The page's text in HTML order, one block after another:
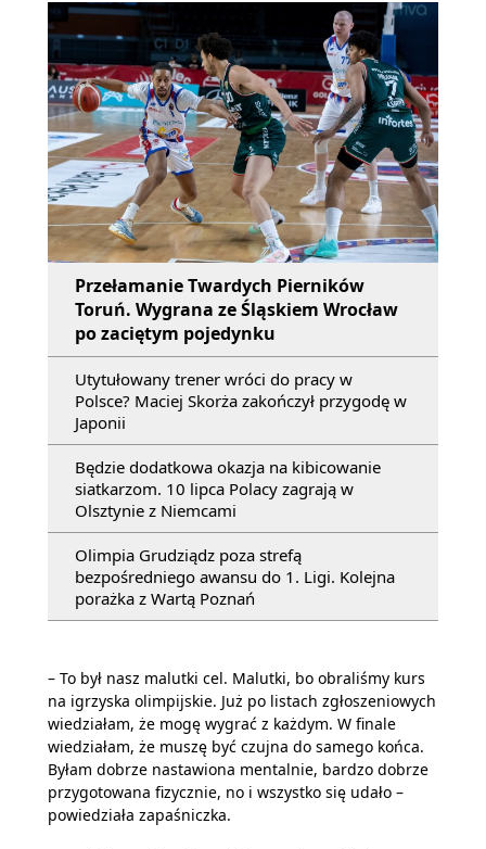
Przełamanie Twardych Pierników
Toruń. Wygrana ze Śląskiem Wrocław
po zaciętym pojedynku
Utytułowany trener wróci do pracy w
Polsce? Maciej Skorża zakończył przygodę w
Japonii
Będzie dodatkowa okazja na kibicowanie
siatkarzom. 10 lipca Polacy zagrają w
Olsztynie z Niemcami
Olimpia Grudziądz poza strefą
bezpośredniego awansu do 1. Ligi. Kolejna
porażka z Wartą Poznań
– To był nasz malutki cel. Malutki, bo obraliśmy kurs
na igrzyska olimpijskie. Już po listach zgłoszeniowych
wiedziałam, że mogę wygrać z każdym. W finale
wiedziałam, że muszę być czujna do samego końca.
Byłam dobrze nastawiona mentalnie, bardzo dobrze
przygotowana fizycznie, no i wszystko się udało –
powiedziała zapaśniczka.